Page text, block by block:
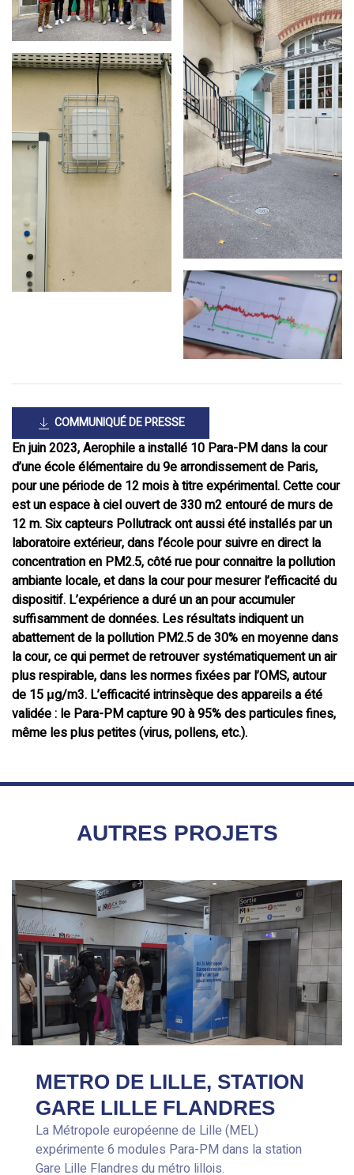
COMMUNIQUÉ DE PRESSE
En juin 2023, Aerophile a installé 10 Para-PM dans la cour
d’une école élémentaire du 9e arrondissement de Paris,
pour une période de 12 mois à titre expérimental. Cette cour
est un espace à ciel ouvert de 330 m2 entouré de murs de
12 m. Six capteurs Pollutrack ont aussi été installés par un
laboratoire extérieur, dans l’école pour suivre en direct la
concentration en PM2.5, côté rue pour connaitre la pollution
ambiante locale, et dans la cour pour mesurer l’efficacité du
dispositif. L’expérience a duré un an pour accumuler
suffisamment de données. Les résultats indiquent un
abattement de la pollution PM2.5 de 30% en moyenne dans
la cour, ce qui permet de retrouver systématiquement un air
plus respirable, dans les normes fixées par l’OMS, autour
de 15 μg/m3. L’efficacité intrinsèque des appareils a été
validée : le Para-PM capture 90 à 95% des particules fines,
même les plus petites (virus, pollens, etc.).
AUTRES PROJETS
METRO DE LILLE, STATION
GARE LILLE FLANDRES
La Métropole européenne de Lille (MEL)
expérimente 6 modules Para-PM dans la station
Gare Lille Flandres du métro lillois.